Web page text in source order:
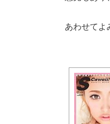
あわせてよ